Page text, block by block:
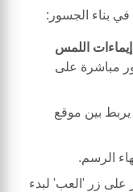
في بناء الجسور:
إيماءات اللمس
مباشرة على
بين موقع
الرسم.
على زر 'العب' لبدء